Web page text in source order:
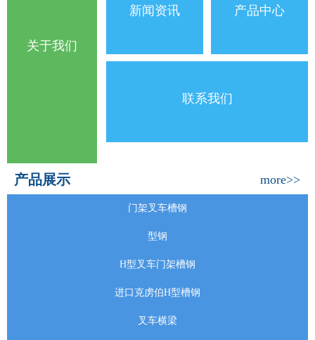
关于我们
新闻资讯 产品中心
联系我们
产品展示 more>>
门架叉车槽钢
型钢
H型叉车门架槽钢
进口克虏伯H型槽钢
叉车横梁